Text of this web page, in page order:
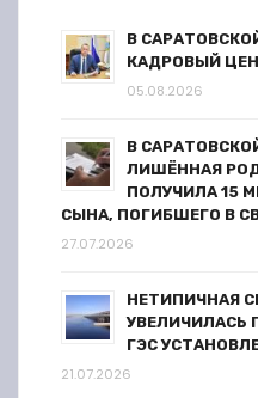
В
КАДРОВЫЙ
05.08.2026
В
ЛИШЁННАЯ
ПОЛУЧИЛА 15
СЫНА, ПОГИБШЕГО В
27.07.2026
НЕТИПИЧНАЯ
УВЕЛИЧИЛАСЬ
ГЭС
21.07.2026